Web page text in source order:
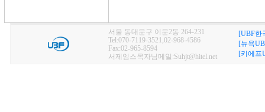
서울 동대문구 이문2동 264-231
Tel:070-7119-3521,02-968-4586
Fax:02-965-8594
서제임스목자님메일:Suhjt@hitel.net
[UBF한
[뉴욕
[키에프